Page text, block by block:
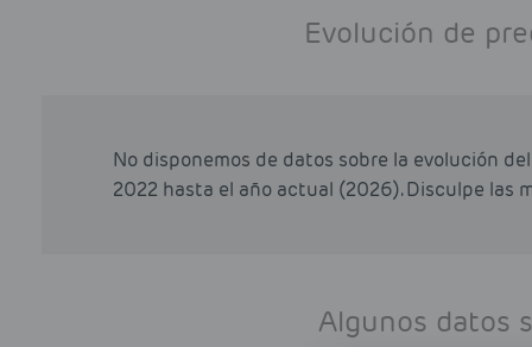
Evolución de
No disponemos de datos sobre la evolución
2022 hasta el año actual (2026). Disculpe las
Algunos datos